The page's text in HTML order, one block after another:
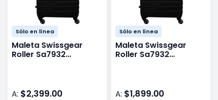
Sólo en línea
Maleta Swissgear
Roller Sa7932
A: $2,399.00
Sólo en línea
Maleta Swissgear
Roller Sa7932
A: $1,899.00